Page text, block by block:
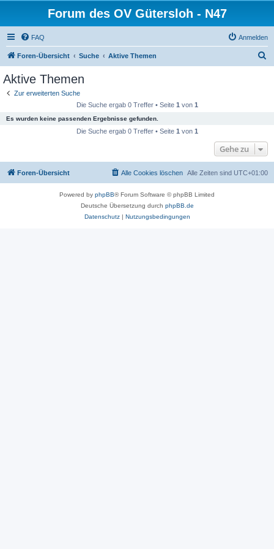
Forum des OV Gütersloh - N47
FAQ Anmelden
Foren-Übersicht Suche Aktive Themen
Aktive Themen
Zur erweiterten Suche
Die Suche ergab 0 Treffer • Seite 1 von 1
Es wurden keine passenden Ergebnisse gefunden.
Die Suche ergab 0 Treffer • Seite 1 von 1
Gehe zu
Foren-Übersicht Alle Zeiten sind UTC+01:00
Alle Cookies löschen
Powered by phpBB® Forum Software © phpBB Limited
Deutsche Übersetzung durch phpBB.de
Datenschutz| Nutzungsbedingungen